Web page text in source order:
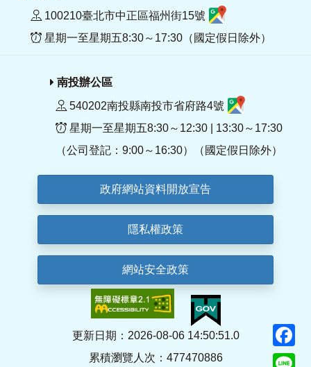
100210臺北市中正區福州街15號
星期一至星期五8:30～17:30（國定假日除外）
南投辦公區
540202南投縣南投市省府路4號
星期一至星期五8:30～12:30 | 13:30～17:30
（公司登記：9:00～16:30）（國定假日除外）
政府網站資料開放宣告
隱私權政策
網站安全政策
更新日期：2026-08-06 14:50:51.0
累積瀏覽人次：477470886